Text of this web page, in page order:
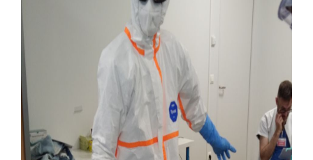
Nos indicateurs qualité et de sécurité des soins
Protection des données
Liste des marchés conclus